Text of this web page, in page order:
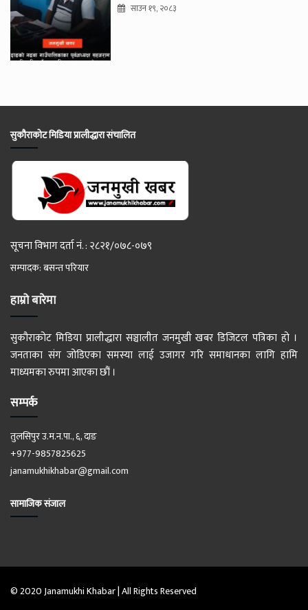
साउन १९, २०८३
सुकौराकोट मिडिया प्रालीद्धारा संचालित
सूचना विभाग दर्ता नं. : २८२१/०७८-०७९
सम्पादक: बसन्त परियार
हाम्रो बारेमा
सुकौराकोट मिडिया प्रालीद्धारा सञ्चालीत जनमुखी खबर डिजिटल पत्रिका हो ।
जनताका संग जोडिएका समस्या लाई उजागर गरि समाधानका लागि हामि
माध्यमका रुपमा आएका छौं ।
सम्पर्क
तुलसिपुर उ.म.न.पा., ६, दाङ
+977-9857825625
janamukhikhabar@gmail.com
सामाजिक संजाल
© 2020 Janamukhi Khabar | All Rights Reserved